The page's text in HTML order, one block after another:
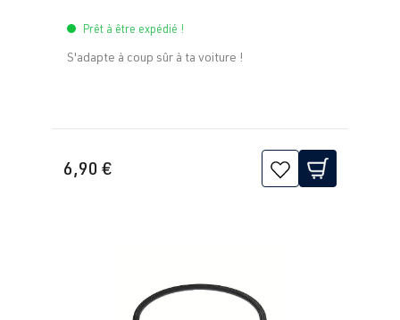
Prêt à être expédié !
S'adapte à coup sûr à ta voiture !
6,90 €